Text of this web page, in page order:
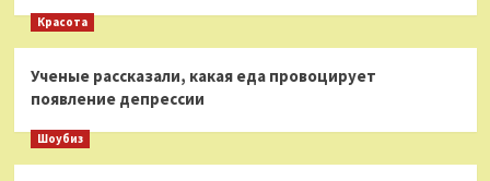
Красота
Ученые рассказали, какая еда провоцирует
появление депрессии
Шоубиз